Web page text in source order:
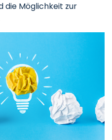
die Möglichkeit zur